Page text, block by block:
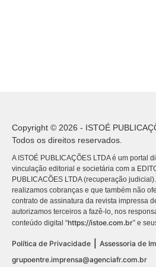
Copyright © 2026 - ISTOÉ
Todos os direitos reservados.
A ISTOÉ PUBLICAÇÕES LTDA é um portal
vinculação editorial e societária com a
PUBLICACÕES LTDA (recuperação
realizamos cobranças e que também não
contrato de assinatura da revista impressa
autorizamos terceiros a fazê-lo, nos
conteúdo digital “https://istoe.com.br” e
Política de Privacidade
Assessoria de
grupoentre.imprensa@agenciafr.com.br